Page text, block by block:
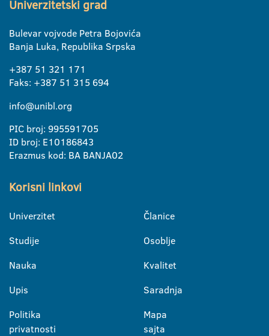
Univerzitetski grad
Bulevar vojvode Petra Bojovića
Banja Luka, Republika Srpska
+387 51 321 171
Faks: +387 51 315 694
info@unibl.org
PIC broj: 995591705
ID broj: E10186843
Erazmus kod: BA BANJA02
Korisni linkovi
Univerzitet
Studije
Nauka
Upis
Politika
privatnosti
Članice
Osoblje
Kvalitet
Saradnja
Mapa
sajta